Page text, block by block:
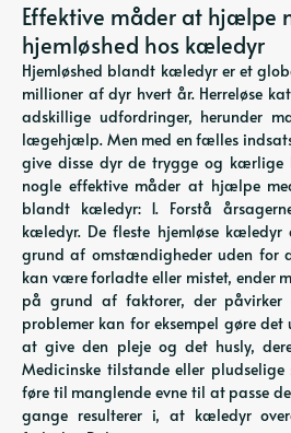
Effektive måder at hjælpe
hjemløshed hos kæledyr
Hjemløshed blandt kæledyr er et
millioner af dyr hvert år. Herreløse
adskillige udfordringer, herunder
lægehjælp. Men med en fælles
give disse dyr de trygge og kærlige
nogle effektive måder at hjælpe
blandt kæledyr: 1. Forstå
kæledyr. De fleste hjemløse
grund af omstændigheder uden for
kan være forladte eller mistet, ender
på grund af faktorer, der påvirker
problemer kan for eksempel gøre
at give den pleje og det husly,
Medicinske tilstande eller pludselige
føre til manglende evne til at passe
gange resulterer i, at kæledyr